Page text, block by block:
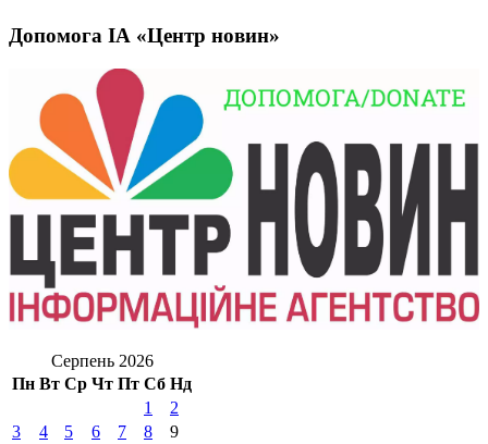
Допомога ІА «Центр новин»
Серпень 2026
Пн Вт Ср Чт Пт Сб Нд
1
2
3
4 5 6 7 8 9